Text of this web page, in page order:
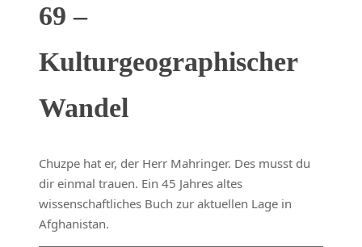
69 –
Kulturgeographischer
Wandel
Chuzpe hat er, der Herr Mahringer. Des musst du
dir einmal trauen. Ein 45 Jahres altes
wissenschaftliches Buch zur aktuellen Lage in
Afghanistan.